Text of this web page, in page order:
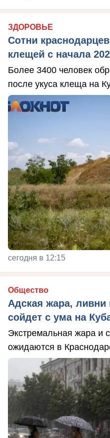
ЗДОРОВЬЕ
Сотни
клещей с начала
Более 3400 человек
после укуса клеща на
сегодня в 12:15
Общество
Адская жара, ливни
сойдет с ума на
Экстремальная жара и
ожидаются в